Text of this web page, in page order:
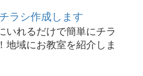
ラシ作成します
いれるだけで簡単にチラ
地域にお教室を紹介しま